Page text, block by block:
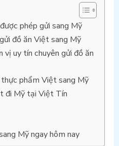
phép gửi sang Mỹ
đồ ăn Việt sang Mỹ
uy tín chuyên gửi đồ ăn
phẩm Việt sang Mỹ
đi Mỹ tại Việt Tín
Mỹ ngay hôm nay